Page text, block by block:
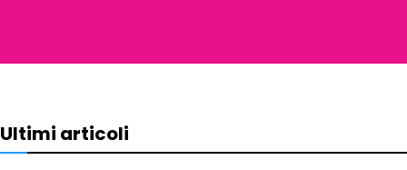
Ultimi articoli